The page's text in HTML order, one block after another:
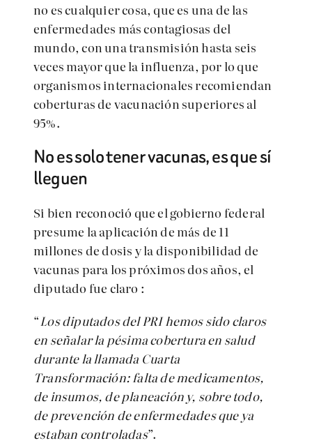
no es cualquier cosa, que es una de las
enfermedades más contagiosas del
mundo, con una transmisión hasta seis
veces mayor que la influenza, por lo que
organismos internacionales recomiendan
coberturas de vacunación superiores al
95%.
No es solo tener vacunas, es que sí
lleguen
Si bien reconoció que el gobierno federal
presume la aplicación de más de 11
millones de dosis y la disponibilidad de
vacunas para los próximos dos años, el
diputado fue claro :
“Los diputados del PRI hemos sido claros
en señalar la pésima cobertura en salud
durante la llamada Cuarta
Transformación: falta de medicamentos,
de insumos, de planeación y, sobre todo,
de prevención de enfermedades que ya
estaban controladas”.